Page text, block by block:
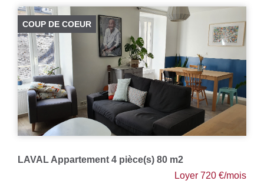
LAVAL appartement T3 en duplex
Loyer 470 €/mois